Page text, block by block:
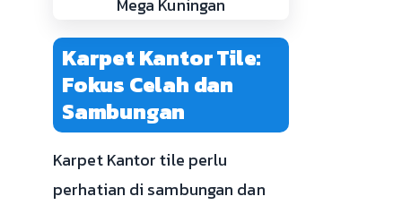
Karpet Kantor Tile:
Fokus Celah dan
Sambungan
Karpet Kantor tile perlu
perhatian di sambungan dan